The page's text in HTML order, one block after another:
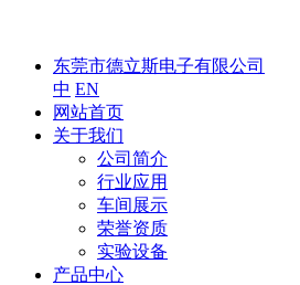
东莞市德立斯电子有限公司
中 EN
网站首页
关于我们
公司简介
行业应用
车间展示
荣誉资质
实验设备
产品中心